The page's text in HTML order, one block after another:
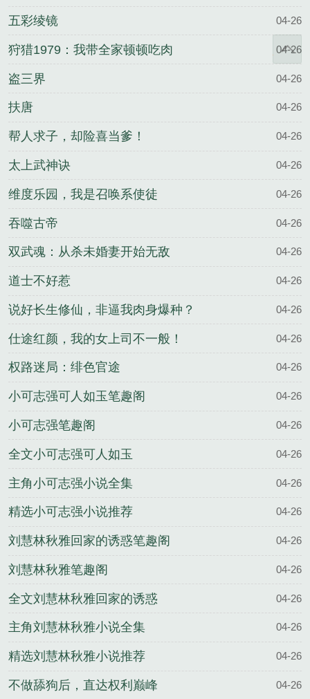
五彩绫镜 04-26
狩猎1979：我带全家顿顿吃肉 04-26
盗三界 04-26
扶唐 04-26
帮人求子，却险喜当爹！ 04-26
太上武神诀 04-26
维度乐园，我是召唤系使徒 04-26
吞噬古帝 04-26
双武魂：从杀未婚妻开始无敌 04-26
道士不好惹 04-26
说好长生修仙，非逼我肉身爆种？ 04-26
仕途红颜，我的女上司不一般！ 04-26
权路迷局：绯色官途 04-26
小可志强可人如玉笔趣阁 04-26
小可志强笔趣阁 04-26
全文小可志强可人如玉 04-26
主角小可志强小说全集 04-26
精选小可志强小说推荐 04-26
刘慧林秋雅回家的诱惑笔趣阁 04-26
刘慧林秋雅笔趣阁 04-26
全文刘慧林秋雅回家的诱惑 04-26
主角刘慧林秋雅小说全集 04-26
精选刘慧林秋雅小说推荐 04-26
不做舔狗后，直达权利巅峰 04-26